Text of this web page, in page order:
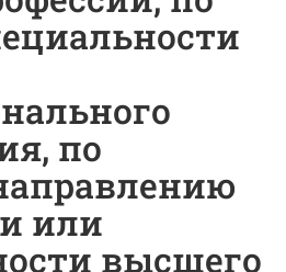
по
или
высшего